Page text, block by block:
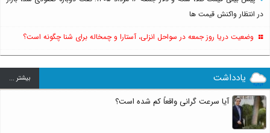
در انتظار واکنش قیمت ها
وضعیت دریا روز جمعه در سواحل انزلی، آستارا و چمخاله برای شنا چگونه است؟
یادداشت بيشتر ...
آیا سرعت گرانی واقعاً کم شده است؟